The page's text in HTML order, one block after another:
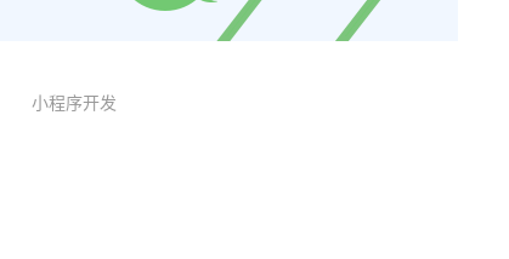
小程序开发